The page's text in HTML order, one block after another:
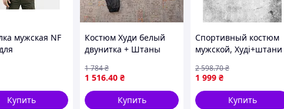
мужская NF
кроя ТМ
Купить
Костюм Худи белый
двунитка + Штаны
Весна/Осень STONE
ISLAND-CLONE
1 516.40 ₴
1 784₴
Купить
Спортивный костюм
мужской, Худі+штани
1 999 ₴
2 598.70₴
Купить